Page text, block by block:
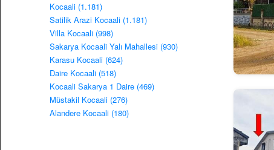
Kocaali (1.181)
Satilik Arazi Kocaali (1.181)
Villa Kocaali (998)
Sakarya Kocaali Yalı Mahallesi (930)
Karasu Kocaali (624)
Daire Kocaali (518)
Kocaali Sakarya 1 Daire (469)
Müstakil Kocaali (276)
Alandere Kocaali (180)